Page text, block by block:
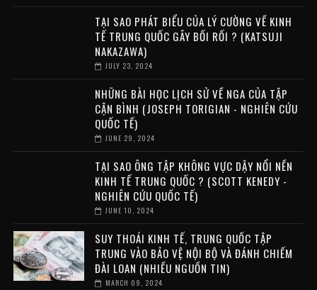
TẠI SAO PHÁT BIỂU CỦA LÝ CƯỜNG VỀ KINH
TẾ TRUNG QUỐC GÂY BỐI RỐI ? (KATSUJI
NAKAZAWA)
JULY 23, 2024
NHỮNG BÀI HỌC LỊCH SỬ VỀ NGA CỦA TẬP
CẬN BÌNH (JOSEPH TORIGIAN - NGHIÊN CỨU
QUỐC TẾ)
JUNE 29, 2024
TẠI SAO ÔNG TẬP KHÔNG VỰC DẬY NỔI NỀN
KINH TẾ TRUNG QUỐC ? (SCOTT KENEDY -
NGHIÊN CỨU QUỐC TẾ)
JUNE 10, 2024
SUY THOÁI KINH TẾ, TRUNG QUỐC TẬP
TRUNG VÀO BẢO VỆ NỘI BỘ VÀ ĐÁNH CHIẾM
ĐÀI LOAN (NHIỀU NGUỒN TIN)
MARCH 09, 2024